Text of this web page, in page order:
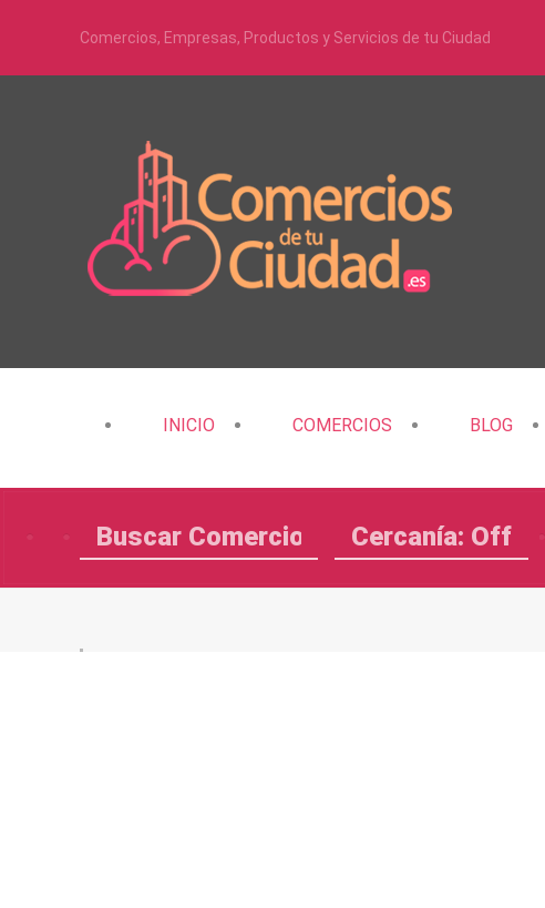
Comercios, Empresas, Productos y Servicios de tu Ciudad
INICIO COMERCIOS BLOG
Cercanía: Off